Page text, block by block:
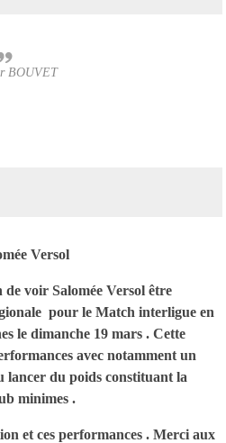
BOUVET
Versol
voir Salomée Versol être
pour le Match interligue en
le dimanche 19 mars . Cette
avec notamment un
lancer du poids constituant la
minimes .
et ces performances . Merci aux